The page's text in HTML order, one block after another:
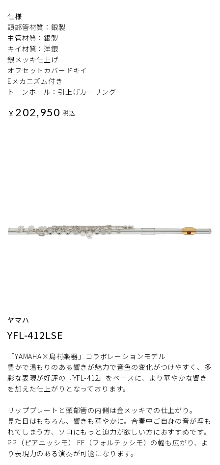
仕様
頭部管材質：銀製
主管材質：銀製
キイ材質：洋銀
銀メッキ仕上げ
オフセットカバードキイ
Eメカニズム付き
トーンホール：引上げカーリング
¥ 202,950 税込
ヤマハ
YFL-412LSE
「YAMAHA×島村楽器」コラボレーションモデル
豊かで温もりのある響きが魅力で音色の変化がつけやすく、多
彩な表現が好評の『YFL-412』をベースに、より華やかな響き
を加えた仕上がりとなっております。
リッププレートと頭部管の内側は金メッキでの仕上がり。
見た目はもちろん、響きも華やかに。合奏中ご自身の音が埋も
れてしまう方、ソロにもっと迫力が欲しい方におすすめです。
PP（ピアニッシモ） FF（フォルテッシモ）の幅も広がり、よ
り表現力のある演奏が可能になります。